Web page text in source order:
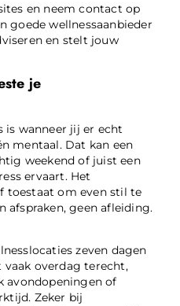
en neem contact op
goede wellnessaanbieder
en stelt jouw
je
is wanneer jij er echt
mentaal. Dat kan een
weekend of juist een
ervaart. Het
toestaat om even stil te
afspraken, geen afleiding.
zeven dagen
vaak overdag terecht,
avondopeningen of
Zeker bij